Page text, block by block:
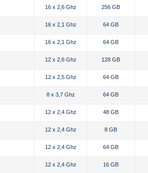
16 x 2,6 Ghz 256 GB
16 x 2,1 Ghz 64 GB
16 x 2,1 Ghz 64 GB
12 x 2,6 Ghz 128 GB
12 x 2,5 Ghz 64 GB
8 x 3,7 Ghz 64 GB
12 x 2,4 Ghz 48 GB
12 x 2,4 Ghz 8 GB
12 x 2,4 Ghz 64 GB
12 x 2,4 Ghz 16 GB